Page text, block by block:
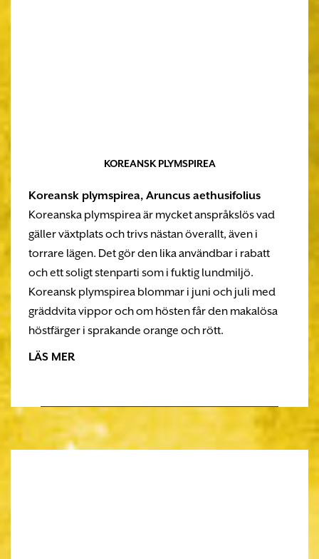
KOREANSK PLYMSPIREA
Koreansk plymspirea, Aruncus aethusifolius
Koreanska plymspirea är mycket anspråkslös vad
gäller växtplats och trivs nästan överallt, även i
torrare lägen. Det gör den lika användbar i rabatt
och ett soligt stenparti som i fuktig lundmiljö.
Koreansk plymspirea blommar i juni och juli med
gräddvita vippor och om hösten får den makalösa
höstfärger i sprakande orange och rött.
LÄS MER